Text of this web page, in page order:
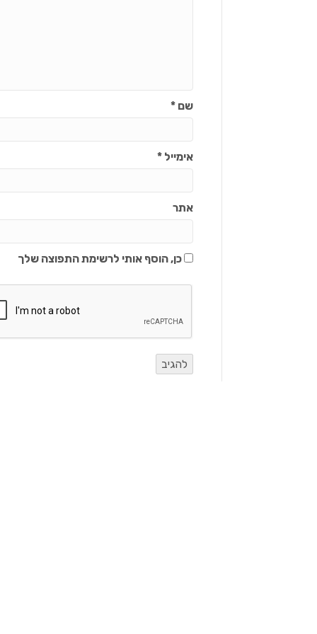
שם*
אימייל*
אתר
כן, הוסף אותי לרשימת התפוצה שלך